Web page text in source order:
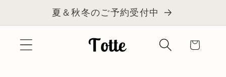
進む
夏＆秋冬のご予約受付中
ー